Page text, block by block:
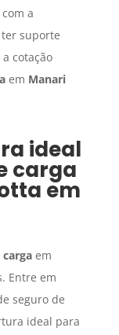
a
suporte
cotação
em Manari
ideal
carga
em
em
Entre em
seguro de
ideal para